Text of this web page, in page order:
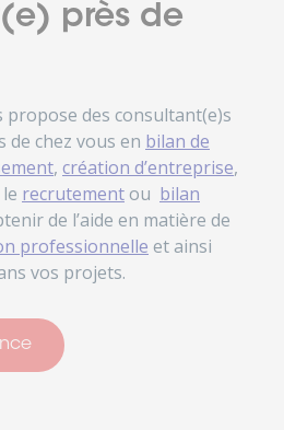
près de
propose des consultant(e)s
de chez vous en bilan de
, création d’entreprise,
recrutementou bilan
de l’aide en matière de
professionnelle et ainsi
vos projets.